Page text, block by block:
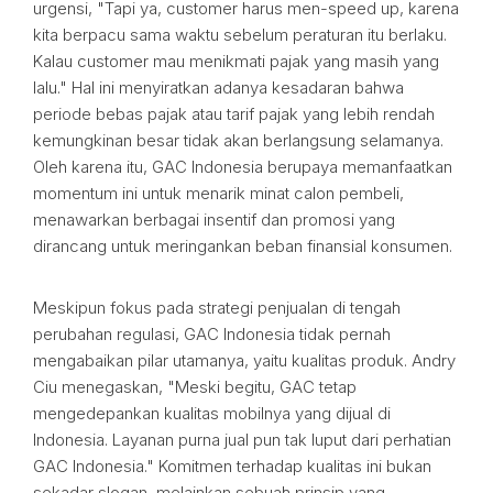
urgensi, "Tapi ya, customer harus men-speed up, karena
kita berpacu sama waktu sebelum peraturan itu berlaku.
Kalau customer mau menikmati pajak yang masih yang
lalu." Hal ini menyiratkan adanya kesadaran bahwa
periode bebas pajak atau tarif pajak yang lebih rendah
kemungkinan besar tidak akan berlangsung selamanya.
Oleh karena itu, GAC Indonesia berupaya memanfaatkan
momentum ini untuk menarik minat calon pembeli,
menawarkan berbagai insentif dan promosi yang
dirancang untuk meringankan beban finansial konsumen.
Meskipun fokus pada strategi penjualan di tengah
perubahan regulasi, GAC Indonesia tidak pernah
mengabaikan pilar utamanya, yaitu kualitas produk. Andry
Ciu menegaskan, "Meski begitu, GAC tetap
mengedepankan kualitas mobilnya yang dijual di
Indonesia. Layanan purna jual pun tak luput dari perhatian
GAC Indonesia." Komitmen terhadap kualitas ini bukan